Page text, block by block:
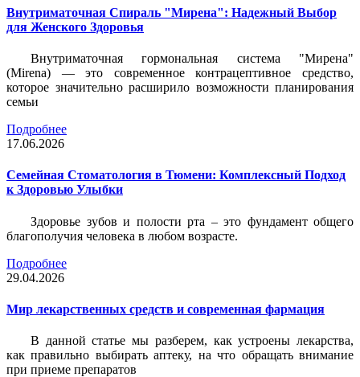
Внутриматочная Спираль "Мирена": Надежный Выбор
для Женского Здоровья
Внутриматочная гормональная система "Мирена"
(Mirena) — это современное контрацептивное средство,
которое значительно расширило возможности планирования
семьи
Подробнее
17.06.2026
Семейная Стоматология в Тюмени: Комплексный Подход
к Здоровью Улыбки
Здоровье зубов и полости рта – это фундамент общего
благополучия человека в любом возрасте.
Подробнее
29.04.2026
Мир лекарственных средств и современная фармация
В данной статье мы разберем, как устроены лекарства,
как правильно выбирать аптеку, на что обращать внимание
при приеме препаратов